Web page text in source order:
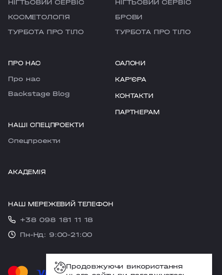
НІГТЬОВИЙ СЕРВІС
КОСМЕТОЛОГІЯ
ТУРБОТА ПРО ТІЛО
НІГТЬОВИЙ СЕРВІС
БРОВИ
ТУРБОТА ПРО ТІЛО
ПРО НАС
Про нас
Backstage Blog
НАШІ СПЕЦПРОЕКТИ
Cпецпроекти
САЛОНИ
КАРʼЄРА
КОНТАКТИ
ПАРТНЕРАМ
АКАДЕМІЯ
НАШ МЕРЕЖЕВИЙ ТЕЛЕФОН
+38 098 181 11 18
Пн-Нд: 9:00-21:00
Продовжуючи використання